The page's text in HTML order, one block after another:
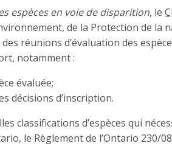
espèces en voie de disparition, le
de la Protection de la
réunions d’évaluation des
notamment :
évaluée;
décisions d’inscription.
classifications d’espèces qui
le Règlement de l’Ontario 230/